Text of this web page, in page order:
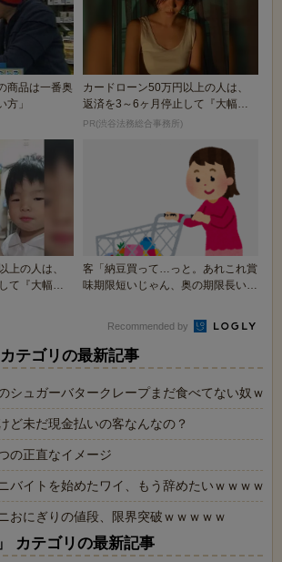
商品は一番奥
」
カードローン50万円以上の人は、
返済を3～6ヶ月停止して『大幅に
減額してから返済...
PR(渋谷法務総合事務所)
上の人は、
て『大幅に
客「納豆買って…っと。あれこれ賞
味期限短いじゃん、奥の期限長いや
Recommended by
カテゴリの最新記事
シュガーバタークレープまだ食べてない奴ｗｗ
ど未だ現金払いの客なんなの？
の正直なイメージ
バイトを始めたワイ、もう辞めたいｗｗｗｗｗ
おにぎりの値段、限界突破ｗｗｗｗｗ
カテゴリの最新記事